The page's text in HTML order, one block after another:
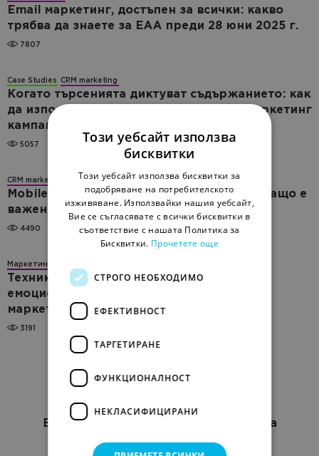
Email маркетинг, достъпен за всички: какво
трябва да знаете за EAA преди 28 юни 2025 г.
7807
Case Studies CRM marketing
Когато търсенията диктуват съдържанието: как
да използвате Google Trends в имейл маркетинг
кампаниите си
5057
CRM marketing
Mobile-first дизайн в имейл кампаниите: защо е
важен и как да го приложим ефективно
4490
Маркетинг
Техники за измерване и анализ на
емоционалната ангажираност в имейл
маркетинга
3191
Блог за онлайн маркетинг за бизнеса
Този уебсайт използва
бисквитки
Този уебсайт използва бисквитки за
подобряване на потребителското
изживяване. Използвайки нашия уебсайт,
Вие се съгласявате с всички бисквитки в
съответствие с нашата Политика за
Бисквитки. Прочетете още
СТРОГО НЕОБХОДИМО
ЕФЕКТИВНОСТ
ТАРГЕТИРАНЕ
ФУНКЦИОНАЛНОСТ
НЕКЛАСИФИЦИРАНИ